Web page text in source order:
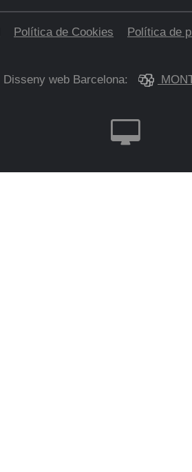
Política de Cookies Política de
Disseny web Barcelona: